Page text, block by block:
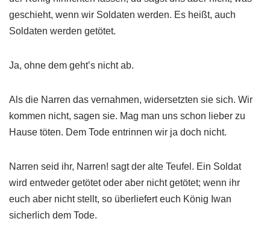
geschieht, wenn wir Soldaten werden. Es heißt, auch
Soldaten werden getötet.
Ja, ohne dem gehtʼs nicht ab.
Als die Narren das vernahmen, widersetzten sie sich. Wir
kommen nicht, sagen sie. Mag man uns schon lieber zu
Hause töten. Dem Tode entrinnen wir ja doch nicht.
Narren seid ihr, Narren! sagt der alte Teufel. Ein Soldat
wird entweder getötet oder aber nicht getötet; wenn ihr
euch aber nicht stellt, so überliefert euch König Iwan
sicherlich dem Tode.